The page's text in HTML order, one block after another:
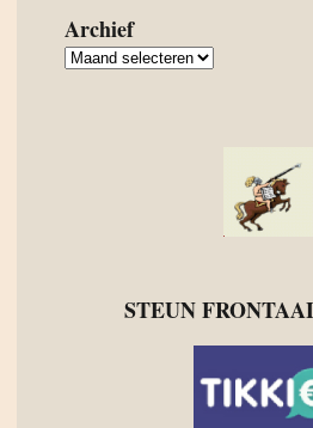
Archief
Archief
STEUN